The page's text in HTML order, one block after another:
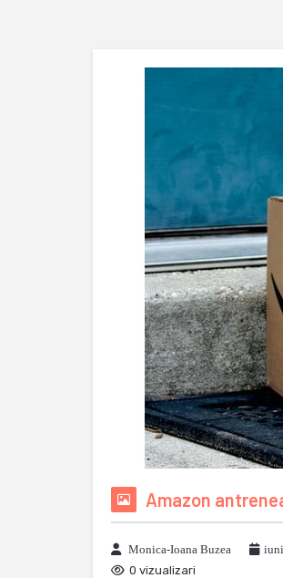
Amazon
Monica-Ioana Buzea
0 vizualizari